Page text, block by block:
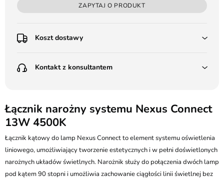
ZAPYTAJ O PRODUKT
Koszt dostawy
Poczta Polska Kurier 48H - 11 zł
(od 1000 zł dla gabarytów, nie dotyczy produktów 3m)
Pobranie:
Poczta Polska Kurier 48H - 16 zł
Kurier GLS - 20 zł
Przesyłka Gabarytowa - 35 zł
Kontakt z konsultantem
Batalionów Chłopskich 12, 94-058 Łódź
506 336 320
kontakt@ledstyl.pl
Łącznik narożny systemu Nexus Connect
13W 4500K
Łącznik kątowy do lamp Nexus Connect to element systemu oświetlenia
liniowego, umożliwiający tworzenie estetycznych i w pełni doświetlonych
narożnych układów świetlnych. Narożnik służy do połączenia dwóch lamp
pod kątem 90 stopni i umożliwia zachowanie ciągłości linii świetlnej bez